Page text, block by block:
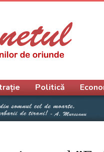
Politică